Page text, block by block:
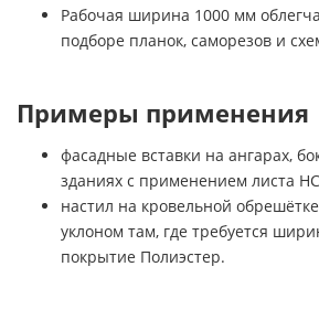
Рабочая ширина 1000 мм
подборе планок, саморезов и
Примеры применения
фасадные вставки на ангарах,
зданиях с применением листа
настил на кровельной
уклоном там, где требуется
покрытие Полиэстер.